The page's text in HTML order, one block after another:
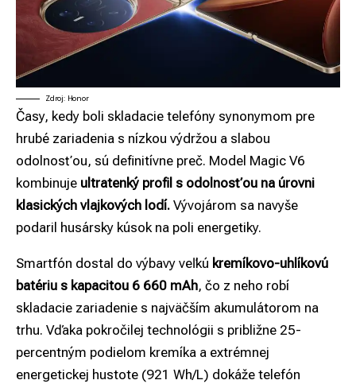
Zdroj: Honor
Časy, kedy boli skladacie telefóny synonymom pre
hrubé zariadenia s nízkou výdržou a slabou
odolnosťou, sú definitívne preč. Model Magic V6
kombinuje ultratenký profil s odolnosťou na úrovni
klasických vlajkových lodí. Vývojárom sa navyše
podaril husársky kúsok na poli energetiky.
Smartfón dostal do výbavy veľkú kremíkovo-uhlíkovú
batériu s kapacitou 6 660 mAh, čo z neho robí
skladacie zariadenie s najväčším akumulátorom na
trhu. Vďaka pokročilej technológii s približne 25-
percentným podielom kremíka a extrémnej
energetickej hustote (921 Wh/L) dokáže telefón